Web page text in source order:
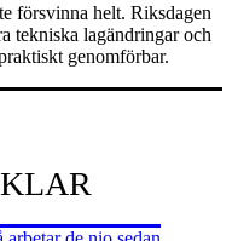
försvinna helt. Riksdagen
tekniska lagändringar och
genomförbar.